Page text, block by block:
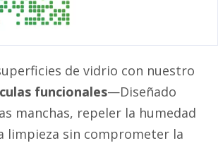
de vidrio con nuestro
funcionales—Diseñado
manchas, repeler la humedad
limpieza sin comprometer la